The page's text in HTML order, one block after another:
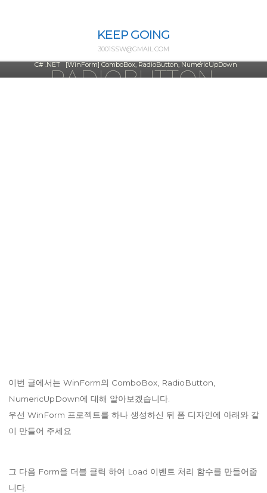
KEEP GOING
3001SSW@GMAIL.COM
[WINFORM]
COMBOBOX,
RADIOBUTTON,
Home
C# .NET [WinForm] ComboBox, RadioButton, NumericUpDown
이번 글에서는 WinForm의 ComboBox, RadioButton,
NumericUpDown에 대해 알아보겠습니다.
우선 WinForm 프로젝트를 하나 생성하신 뒤 폼 디자인에 아래와 같
이 만들어 주세요
그 다음 Form을 더블 클릭 하여 Load 이벤트 처리 함수를 만들어줍
니다.